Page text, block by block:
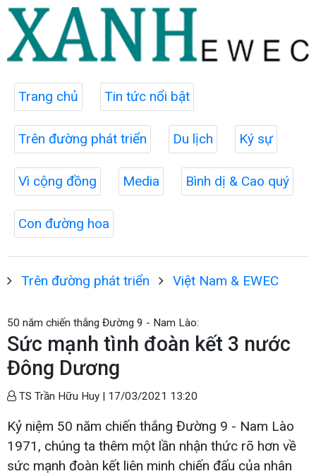
Trang chủ Tin tức nổi bật
Trên đường phát triển Du lịch Ký sự
Vì cộng đồng Media Bình dị & Cao quý
Con đường hoa
Trên đường phát triển Việt Nam & EWEC
50 năm chiến thắng Đường 9 - Nam Lào:
Sức mạnh tình đoàn kết 3 nước
Đông Dương
TS Trần Hữu Huy | 17/03/2021 13:20
Kỷ niệm 50 năm chiến thắng Đường 9 - Nam Lào
1971, chúng ta thêm một lần nhận thức rõ hơn về
sức mạnh đoàn kết liên minh chiến đấu của nhân